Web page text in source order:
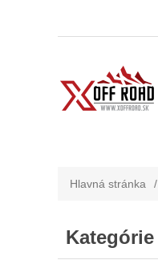
Hlavná stránka /
Kategórie